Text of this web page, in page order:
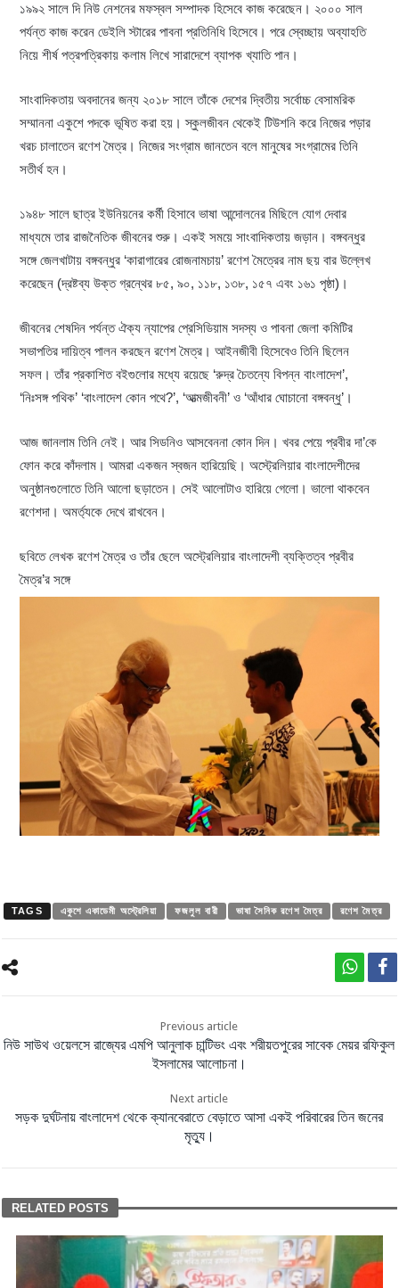
১৯৯২ সালে দি নিউ নেশনের মফস্বল সম্পাদক হিসেবে কাজ করেছেন। ২০০০ সাল
পর্যন্ত কাজ করেন ডেইলি স্টারের পাবনা প্রতিনিধি হিসেবে। পরে স্বেচ্ছায় অব্যাহতি
নিয়ে শীর্ষ পত্রপত্রিকায় কলাম লিখে সারাদেশে ব্যাপক খ্যাতি পান।
সাংবাদিকতায় অবদানের জন্য ২০১৮ সালে তাঁকে দেশের দ্বিতীয় সর্বোচ্চ বেসামরিক
সম্মাননা একুশে পদকে ভূষিত করা হয়। স্কুলজীবন থেকেই টিউশনি করে নিজের পড়ার
খরচ চালাতেন রণেশ মৈত্র। নিজের সংগ্রাম জানতেন বলে মানুষের সংগ্রামের তিনি
সতীর্থ হন।
১৯৪৮ সালে ছাত্র ইউনিয়নের কর্মী হিসাবে ভাষা আন্দোলনের মিছিলে যোগ দেবার
মাধ্যমে তার রাজনৈতিক জীবনের শুরু। একই সময়ে সাংবাদিকতায় জড়ান। বঙ্গবন্ধুর
সঙ্গে জেলখাটায় বঙ্গবন্ধুর ‘কারাগারের রোজনামচায়’ রণেশ মৈত্রের নাম ছয় বার উল্লেখ
করেছেন (দ্রষ্টব্য উক্ত গ্রন্থের ৮৫, ৯০, ১১৮, ১৩৮, ১৫৭ এবং ১৬১ পৃষ্ঠা)।
জীবনের শেষদিন পর্যন্ত ঐক্য ন্যাপের প্রেসিডিয়াম সদস্য ও পাবনা জেলা কমিটির
সভাপতির দায়িত্ব পালন করছেন রণেশ মৈত্র। আইনজীবী হিসেবেও তিনি ছিলেন
সফল। তাঁর প্রকাশিত বইগুলোর মধ্যে রয়েছে ‘রুদ্র চৈতন্যে বিপন্ন বাংলাদেশ’,
‘নিঃসঙ্গ পথিক’ ‘বাংলাদেশ কোন পথে?’, ‘আত্মজীবনী’ ও ‘আঁধার ঘোচানো বঙ্গবন্ধু’।
আজ জানলাম তিনি নেই। আর সিডনিও আসবেননা কোন দিন। খবর পেয়ে প্রবীর দা’কে
ফোন করে কাঁদলাম। আমরা একজন স্বজন হারিয়েছি। অস্ট্রেলিয়ার বাংলাদেশীদের
অনুষ্ঠানগুলোতে তিনি আলো ছড়াতেন। সেই আলোটাও হারিয়ে গেলো। ভালো থাকবেন
রণেশদা। অমর্ত্যকে দেখে রাখবেন।
ছবিতে লেখক রণেশ মৈত্র ও তাঁর ছেলে অস্ট্রেলিয়ার বাংলাদেশী ব্যক্তিত্ব প্রবীর
মৈত্র’র সঙ্গে
TAGS একুশে একাডেমী অস্ট্রেলিয়া ফজলুল বারী ভাষা সৈনিক রণেশ মৈত্র রণেশ মৈত্র
Previous article
নিউ সাউথ ওয়েলসে রাজ্যের এমপি আনুলাক চান্টিভং এবং শরীয়তপুরের সাবেক মেয়র রফিকুল
ইসলামের আলোচনা।
Next article
সড়ক দুর্ঘটনায় বাংলাদেশ থেকে ক্যানবেরাতে বেড়াতে আসা একই পরিবারের তিন জনের
মৃত্যু।
RELATED POSTS